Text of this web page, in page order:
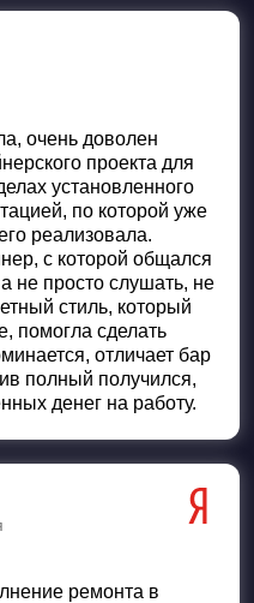
очень доволен
проекта для
установленного
по которой уже
реализовала.
с которой общался
не просто слушать, не
стиль, который
помогла сделать
отличает бар
полный получился,
денег на работу.
ремонта в